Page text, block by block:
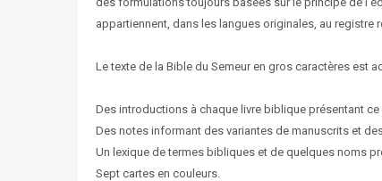
appartiennent, dans les langues originales, au
Le texte de la Bible du Semeur en gros caractères est
Des introductions à chaque livre biblique présentant ce
Des notes informant des variantes de manuscrits et
Un lexique de termes bibliques et de quelques noms
Sept cartes en couleurs.